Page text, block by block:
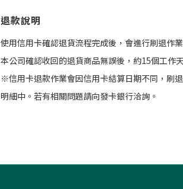
退款說明
使用信用卡確認退貨流程完成後，會進行刷退作業
本公司確認收回的退貨商品無誤後，約15個工作
※信用卡退款作業會因信用卡結算日期不同，刷
明細中。若有相關問題請向發卡銀行洽詢。